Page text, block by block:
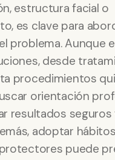
estructura facial o
es clave para
problema. Aunque
desde
procedimientos
orientación
resultados seguros
adoptar hábitos
puede